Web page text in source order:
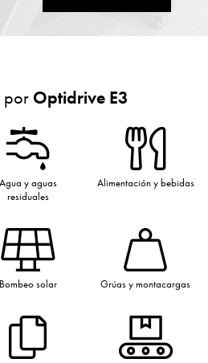
por Optidrive E3
Agua y aguas
residuales
Alimentación y bebidas
Bombeo solar Grúas y montacargas